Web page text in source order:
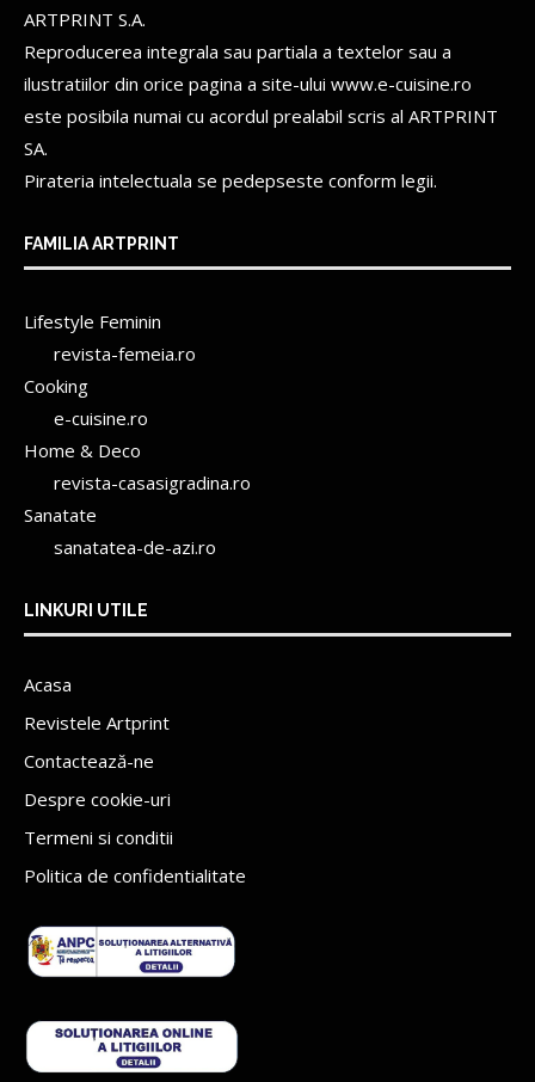
ARTPRINT S.A.
Reproducerea integrala sau partiala a textelor sau a
ilustratiilor din orice pagina a site-ului www.e-cuisine.ro
este posibila numai cu acordul prealabil scris al ARTPRINT
SA.
Pirateria intelectuala se pedepseste conform legii.
FAMILIA ARTPRINT
Lifestyle Feminin
revista-femeia.ro
Cooking
e-cuisine.ro
Home & Deco
revista-casasigradina.ro
Sanatate
sanatatea-de-azi.ro
LINKURI UTILE
Acasa
Revistele Artprint
Contactează-ne
Despre cookie-uri
Termeni si conditii
Politica de confidentialitate